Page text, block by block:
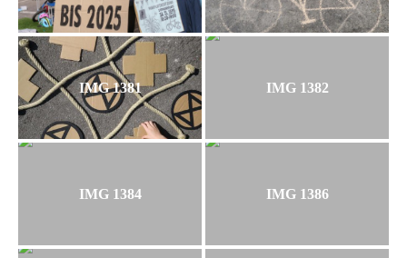
IMG 1381 IMG 1382
IMG 1384 IMG 1386